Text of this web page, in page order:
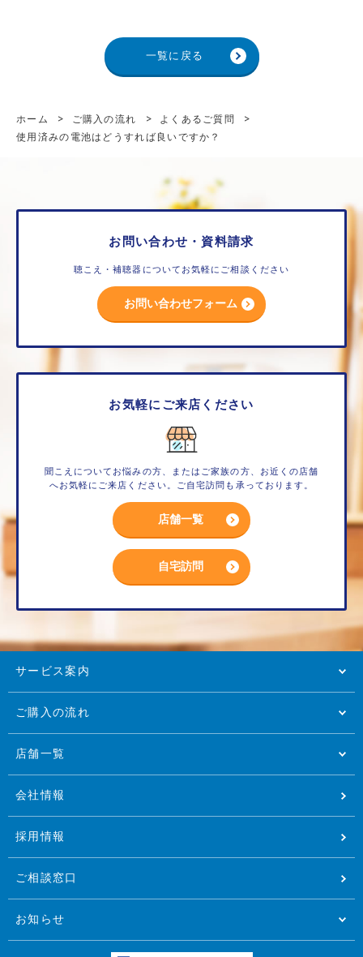
一覧に戻る
ホーム > ご購入の流れ > よくあるご質問
>
使用済みの電池はどうすれば良いですか？
お問い合わせ・資料請求
聴こえ・補聴器についてお気軽にご相談ください
お問い合わせフォーム
お気軽にご来店ください
聞こえについてお悩みの方、またはご家族の方、お近くの店舗
へお気軽にご来店ください。ご自宅訪問も承っております。
店舗一覧
自宅訪問
サービス案内
ご購入の流れ
店舗一覧
会社情報
採用情報
ご相談窓口
お知らせ